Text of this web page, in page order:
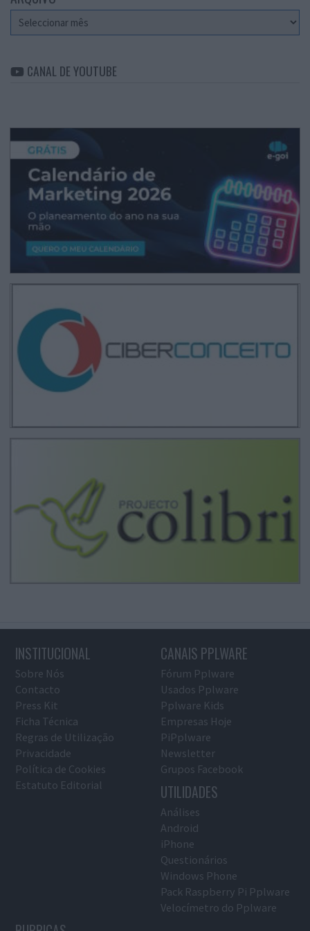
Arquivo
CANAL DE YOUTUBE
INSTITUCIONAL
Sobre Nós
Contacto
Press Kit
Ficha Técnica
Regras de Utilização
Privacidade
Política de Cookies
Estatuto Editorial
CANAIS PPLWARE
Fórum Pplware
Usados Pplware
Pplware Kids
Empresas Hoje
PiPplware
Newsletter
Grupos Facebook
UTILIDADES
Análises
Android
iPhone
Questionários
Windows Phone
Pack Raspberry Pi Pplware
Velocímetro do Pplware